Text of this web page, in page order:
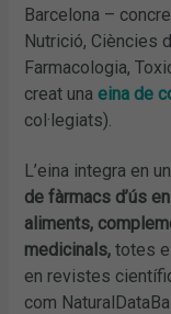
Barcelona –
Nutrició, Ciències
Farmacologia,
creat unaeina de
col·legiats).
L’eina integra en
de fàrmacs d’ús
aliments,
medicinals,totes
en revistes
com